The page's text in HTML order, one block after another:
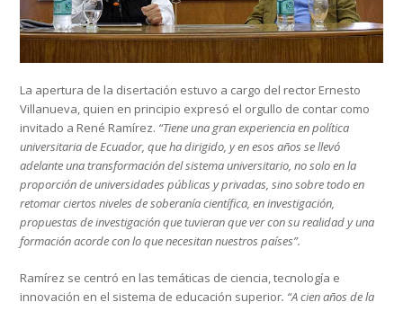
La apertura de la disertación estuvo a cargo del rector Ernesto
Villanueva, quien en principio expresó el orgullo de contar como
invitado a René Ramírez. “Tiene una gran experiencia en política
universitaria de Ecuador, que ha dirigido, y en esos años se llevó
adelante una transformación del sistema universitario, no solo en la
proporción de universidades públicas y privadas, sino sobre todo en
retomar ciertos niveles de soberanía científica, en investigación,
propuestas de investigación que tuvieran que ver con su realidad y una
formación acorde con lo que necesitan nuestros países”.
Ramírez se centró en las temáticas de ciencia, tecnología e
innovación en el sistema de educación superior. “A cien años de la